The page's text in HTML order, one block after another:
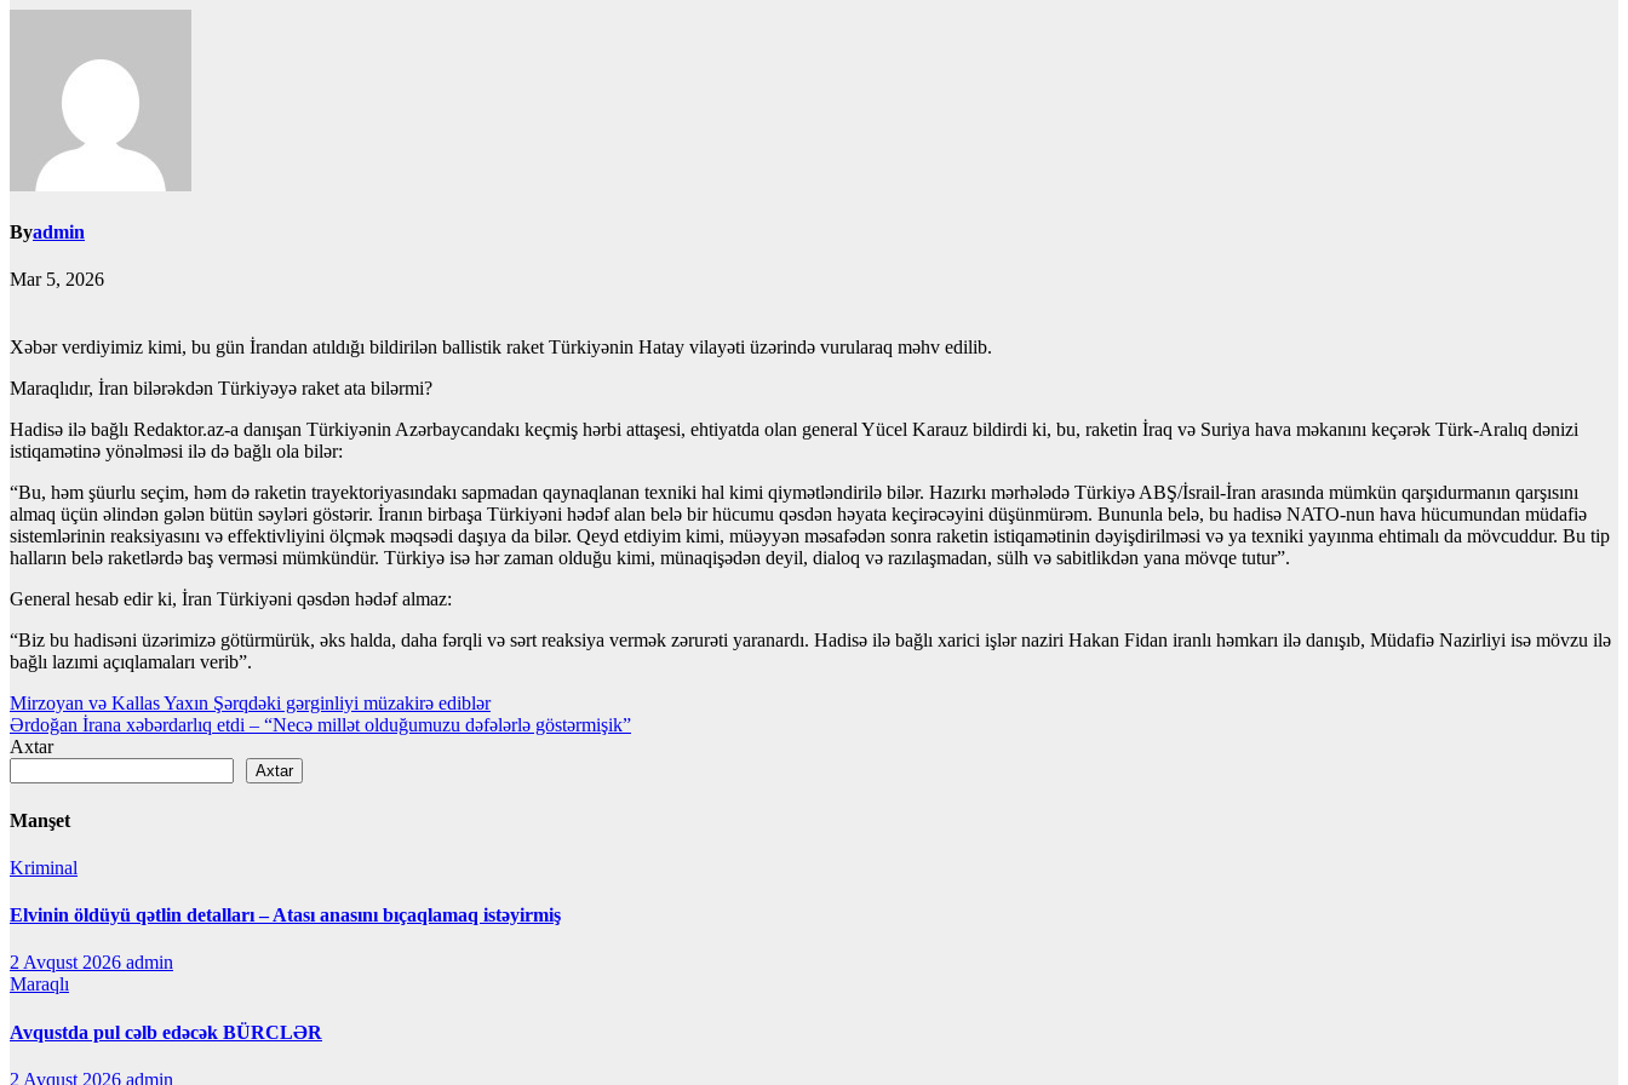
Byadmin
Mar 5, 2026
Xəbər verdiyimiz kimi, bu gün İrandan atıldığı bildirilən ballistik raket Türkiyənin Hatay vilayəti üzərində vurularaq məhv edilib.
Maraqlıdır, İran bilərəkdən Türkiyəyə raket ata bilərmi?
Hadisə ilə bağlı Redaktor.az-a danışan Türkiyənin Azərbaycandakı keçmiş hərbi attaşesi, ehtiyatda olan general Yücel Karauz bildirdi ki, bu, raketin İraq və Suriya hava məkanını keçərək Türk-Aralıq dənizi
istiqamətinə yönəlməsi ilə də bağlı ola bilər:
“Bu, həm şüurlu seçim, həm də raketin trayektoriyasındakı sapmadan qaynaqlanan texniki hal kimi qiymətləndirilə bilər. Hazırkı mərhələdə Türkiyə ABŞ/İsrail-İran arasında mümkün qarşıdurmanın qarşısını
almaq üçün əlindən gələn bütün səyləri göstərir. İranın birbaşa Türkiyəni hədəf alan belə bir hücumu qəsdən həyata keçirəcəyini düşünmürəm. Bununla belə, bu hadisə NATO-nun hava hücumundan müdafiə
sistemlərinin reaksiyasını və effektivliyini ölçmək məqsədi daşıya da bilər. Qeyd etdiyim kimi, müəyyən məsafədən sonra raketin istiqamətinin dəyişdirilməsi və ya texniki yayınma ehtimalı da mövcuddur. Bu tip
halların belə raketlərdə baş verməsi mümkündür. Türkiyə isə hər zaman olduğu kimi, münaqişədən deyil, dialoq və razılaşmadan, sülh və sabitlikdən yana mövqe tutur”.
General hesab edir ki, İran Türkiyəni qəsdən hədəf almaz:
“Biz bu hadisəni üzərimizə götürmürük, əks halda, daha fərqli və sərt reaksiya vermək zərurəti yaranardı. Hadisə ilə bağlı xarici işlər naziri Hakan Fidan iranlı həmkarı ilə danışıb, Müdafiə Nazirliyi isə mövzu ilə
bağlı lazımi açıqlamaları verib”.
Yazı
naviqasiyası
Mirzoyan və Kallas Yaxın Şərqdəki gərginliyi müzakirə ediblər
Ərdoğan İrana xəbərdarlıq etdi – “Necə millət olduğumuzu dəfələrlə göstərmişik”
Axtar
Axtar
Manşet
Kriminal
Elvinin öldüyü qətlin detalları – Atası anasını bıçaqlamaq istəyirmiş
2 Avqust 2026 admin
Maraqlı
Avqustda pul cəlb edəcək BÜRCLƏR
2 Avqust 2026 admin